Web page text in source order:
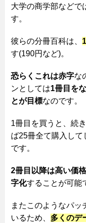
大学の商学部などで
す。
彼らの分冊百科は、
す(190円など)。
恐らくこれは赤字な
ンとしては1冊目を
とが目標なのです。
1冊目を買うと、続
ば25冊全て購入して
です。
2冊目以降は高い価
字化することが可能
またこのようなパッ
いるため、 多くのデ